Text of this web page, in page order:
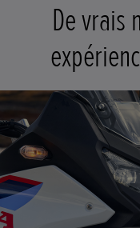
De vrais
o